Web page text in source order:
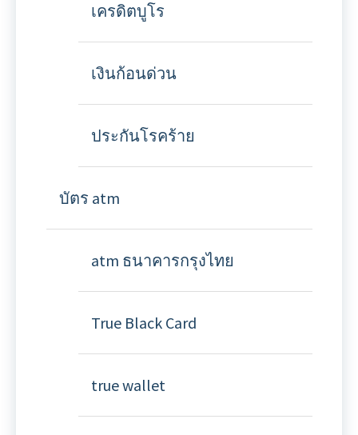
เครดิตบูโร
เงินก้อนด่วน
ประกันโรคร้าย
บัตร atm
atm ธนาคารกรุงไทย
True Black Card
true wallet